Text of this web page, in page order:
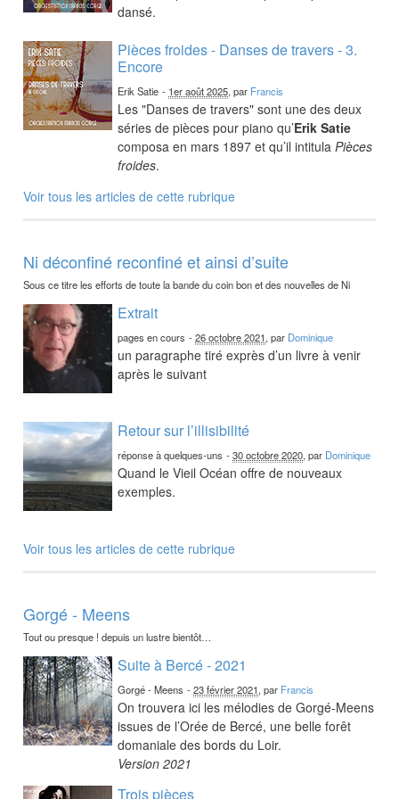
dansé.
Pièces froides - Danses de travers - 3.
Encore
Erik Satie - 1er août 2025, par Francis
Les "Danses de travers" sont une des deux
séries de pièces pour piano qu’Erik Satie
composa en mars 1897 et qu’il intitulaPièces
froides.
Voir tous les articles de cette rubrique
Ni déconfiné reconfiné et ainsi d’suite
Sous ce titre les efforts de toute la bande du coin bon et des nouvelles de Ni
Extrait
pages en cours -26 octobre 2021, par Dominique
un paragraphe tiré exprès d’un livre à venir
après le suivant
Retour sur l’illisibilité
réponse à quelques-uns -30 octobre 2020, par Dominique
Quand le Vieil Océan offre de nouveaux
exemples.
Voir tous les articles de cette rubrique
Gorgé - Meens
Tout ou presque ! depuis un lustre bientôt…
Suite à Bercé - 2021
Gorgé - Meens -23 février 2021, par Francis
On trouvera ici les mélodies de Gorgé-Meens
issues de l’Orée de Bercé, une belle forêt
domaniale des bords du Loir.
Version 2021
Trois pièces